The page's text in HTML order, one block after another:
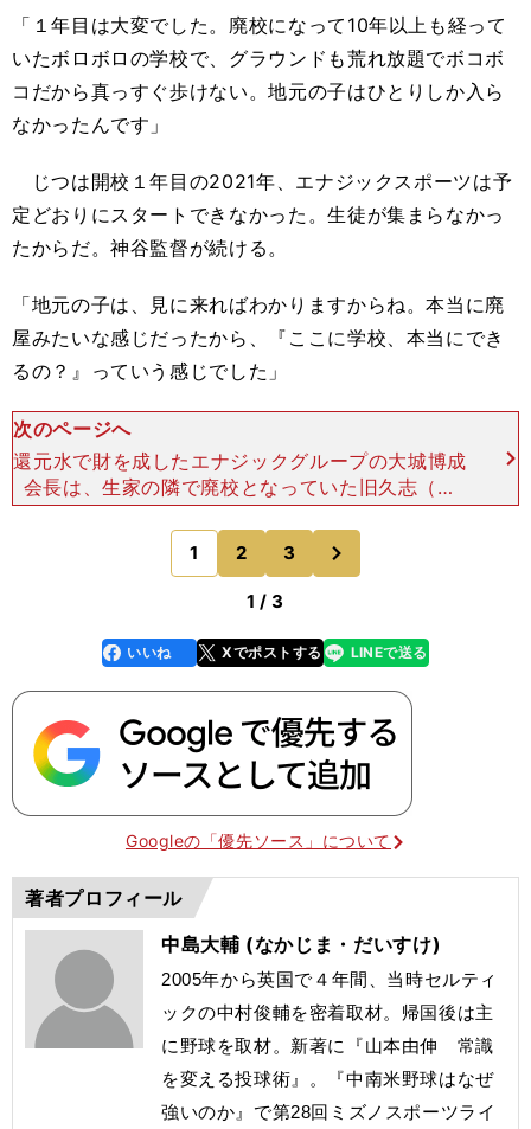
「１年目は大変でした。廃校になって10年以上も経って
いたボロボロの学校で、グラウンドも荒れ放題でボコボ
コだから真っすぐ歩けない。地元の子はひとりしか入ら
なかったんです」
じつは開校１年目の2021年、エナジックスポーツは予
定どおりにスタートできなかった。生徒が集まらなかっ
たからだ。神谷監督が続ける。
「地元の子は、見に来ればわかりますからね。本当に廃
屋みたいな感じだったから、『ここに学校、本当にでき
るの？』っていう感じでした」
次のページへ
還元水で財を成したエナジックグループの大城博成
会長は、生家の隣で廃校となっていた旧久志（く
し）小学校の跡地にエナジックスポーツを開校させ
た。故郷を活性化させることが目的だった。 沖縄
県は北部、中部、
1 2 3
1 / 3
faceboo
k
いいね Xでポストする
line LINEで送る
Googleの「優先ソース」について
著者プロフィール
中島大輔 (なかじま・だいすけ)
2005年から英国で４年間、当時セルティ
ックの中村俊輔を密着取材。帰国後は主
に野球を取材。新著に『山本由伸 常識
を変える投球術』。
『中南米野球はなぜ
強いのか』で第28回ミズノスポーツライ